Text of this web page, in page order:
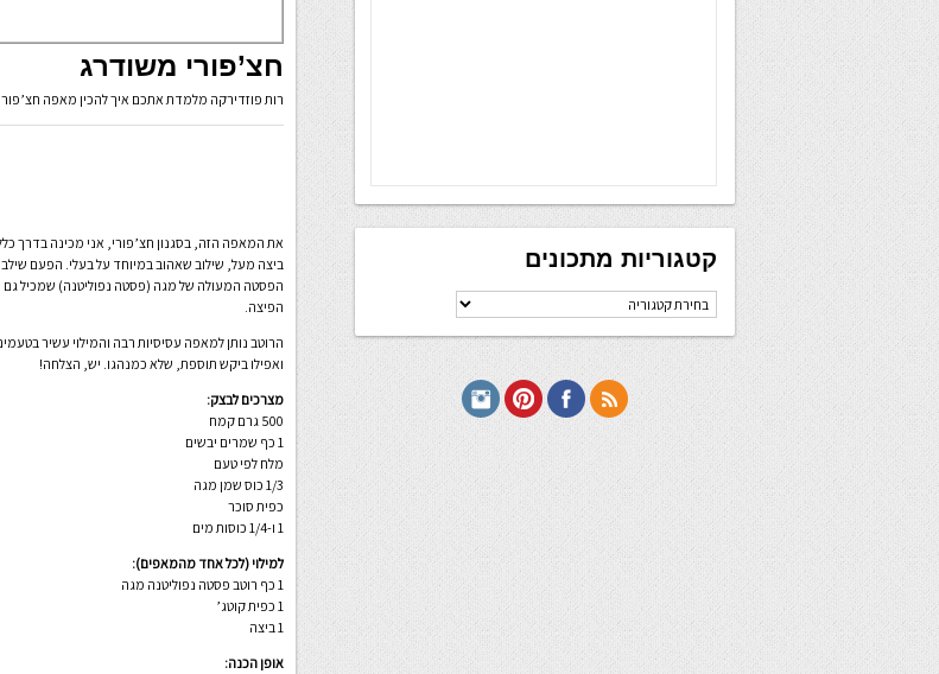
חצ’פורי משודרג
רות פוזדירקה מלמדת אתכם איך להכין מאפה
את המאפה הזה, בסגנון חצ’פורי, אני מכינה בדרך
ביצה מעל, שילוב שאהוב במיוחד על בעלי. הפעם
הפסטה המעולה של מגה (פסטה נפוליטנה) שמכיל גם
הפיצה.
הרוטב נותן למאפה עסיסיות רבה והמילוי עשיר
ואפילו ביקש תוספת, שלא כמנהגו. יש, הצלחה!
מצרכים לבצק:
500 גרם קמח
1 כף שמרים יבשים
מלח לפי טעם
1/3 כוס שמן מגה
כפית סוכר
1 ו-1/4 כוסות מים
למילוי (לכל אחד מהמאפים):
1 כף רוטב פסטה נפוליטנה מגה
1 כפית קוטג’
1 ביצה
אופן הכנה:
קטגוריות מתכונים
קטגוריות
מתכונים